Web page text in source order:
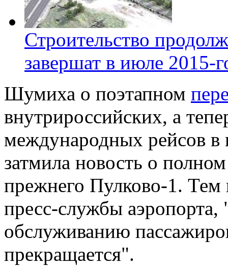
Строительство
завершат в июле 2015-
Шумиха о поэтапном
внутрироссийских, а
международных рейсов
затмила новость о
прежнего Пулково-1.
пресс-службы аэропорта,
обслуживанию
прекращается".